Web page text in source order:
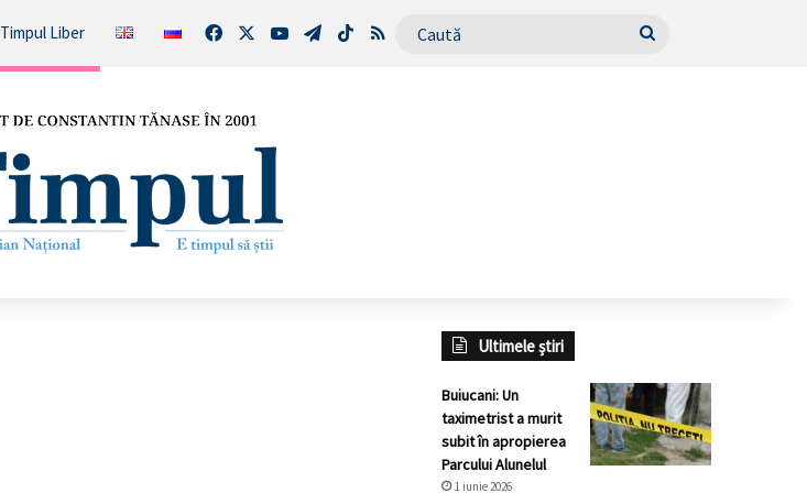
Timpul Liber FacebookYouTubeTelegram
TikTokRSS Caută
Ultimele știri
Buiucani: Un
taximetrist a murit
subit în apropierea
Parcului Alunelul
1 iunie 2026